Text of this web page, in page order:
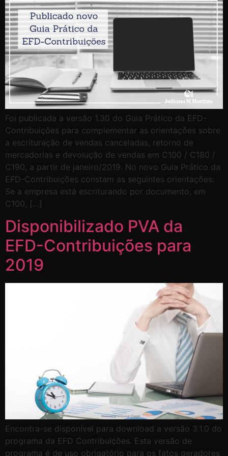
Foi publicada a versão 1.30 do Guia Prático da EFD-
Contribuições para complementar as orientações sobre
a escrituração de vendas canceladas, retorno de
mercadorias e devolução de vendas em C100 / C180 /
C190, a partir de janeiro/2019. No novo Guia Prático da
EFD-Contribuições constam as seguintes orientações:
Se a empresa está escriturando por documento, em
C100, […]
Disponibilizado PVA da
EFD-Contribuições para
2019
Encontra-se disponível para download a versão 3.1.0 do
programa da EFD Contribuições. Esta versão de
programa é de uso obrigatório para os fatos geradores